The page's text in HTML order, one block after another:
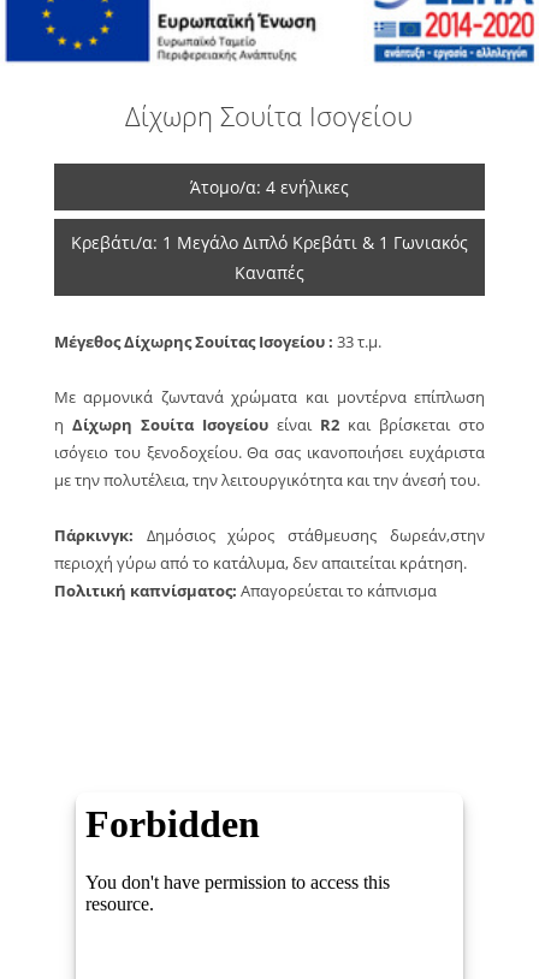
Δίχωρη Σουίτα Ισογείου
Άτομο/α: 4 ενήλικες
Κρεβάτι/α: 1 Μεγάλο Διπλό Κρεβάτι & 1 Γωνιακός
Καναπές
Μέγεθος Δίχωρης Σουίτας Ισογείου : 33 τ.μ.
Με αρμονικά ζωντανά χρώματα και μοντέρνα επίπλωση
η Δίχωρη Σουίτα Ισογείουείναι R2 και βρίσκεται στο
ισόγειο του ξενοδοχείου. Θα σας ικανοποιήσει ευχάριστα
με την πολυτέλεια, την λειτουργικότητα και την άνεσή του.
Πάρκινγκ: Δημόσιος χώρος στάθμευσης δωρεάν,στην
περιοχή γύρω από το κατάλυμα, δεν απαιτείται κράτηση.
Πολιτική καπνίσματος: Απαγορεύεται το κάπνισμα